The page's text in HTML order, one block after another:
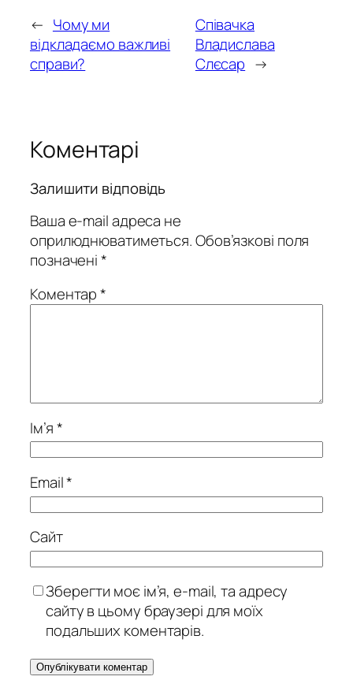
← Чому ми
відкладаємо важливі
справи?
Співачка
Владислава
Слєсар →
Коментарі
Залишити відповідь
Ваша e-mail адреса не
оприлюднюватиметься.Обов’язкові поля
позначені*
Коментар*
Ім’я*
Email*
Сайт
Зберегти моє ім’я, e-mail, та адресу
сайту в цьому браузері для моїх
подальших коментарів.